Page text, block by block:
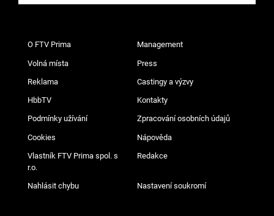
O FTV Prima Management
Volná místa Press
Reklama Castingy a výzvy
HbbTV Kontakty
Podmínky užívání Zpracování osobních údajů
Cookies Nápověda
Vlastník FTV Prima spol. s
r.o.
Redakce
Nahlásit chybu Nastavení soukromí